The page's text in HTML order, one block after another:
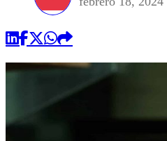
Comercial